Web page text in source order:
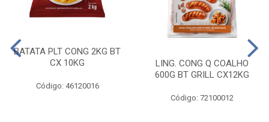
BATATA PLT CONG 2KG BT
CX 10KG
Código: 46120016
LING. CONG Q COALHO
600G BT GRILL CX12KG
Código: 72100012